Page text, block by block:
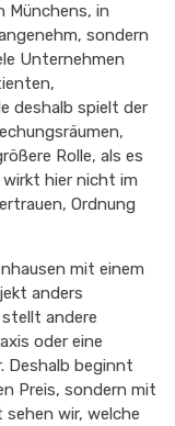
Münchens, in
sondern
Unternehmen
deshalb spielt der
Rolle, als es
hier nicht im
Ordnung
mit einem
anders
andere
oder eine
Deshalb beginnt
Preis, sondern mit
wir, welche